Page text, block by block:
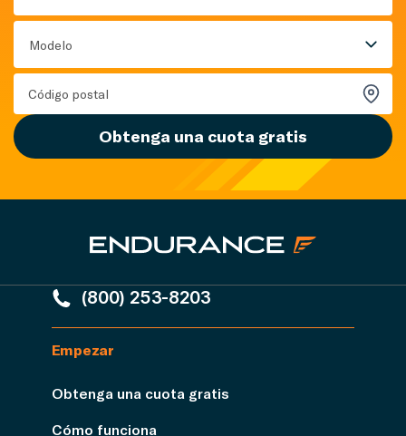
Modelo
Obtenga una cuota gratis
(800) 253-8203
Empezar
Obtenga una cuota gratis
Cómo funciona